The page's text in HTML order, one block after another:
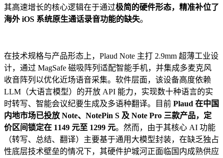
其高速增长的核心逻辑在于通过极简的硬件形态，精准补位了
海外 iOS 系统原生通话录音功能的缺失。
在技术规格与产品形态上，Plaud Note 主打 2.9mm 超薄工业设
计，通过 MagSafe 磁吸阵列适配智能手机，并集成多麦克风
收音阵列以优化近场语音采集。软件层面，该设备高度依赖
LLM（大语言模型）的开放 API 能力，实现数十种语言的实
时转写、智能会议纪要生成及多语种翻译。目前 Plaud 在中国
内地市场已投放 Note、NotePin S 及 Note Pro 三款产品，定
价区间锁定在 1149 元至 1299 元。然而，由于其核心 AI 功能
（转写、总结、翻译）主要基于通用大模型封装，在缺乏独占
性底层技术壁垒的情况下，其硬件护城河正面临国内成熟供应